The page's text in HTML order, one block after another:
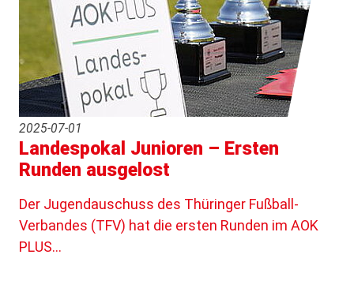
2025-07-01
Landespokal Junioren – Ersten
Runden ausgelost
Der Jugendauschuss des Thüringer Fußball-
Verbandes (TFV) hat die ersten Runden im AOK
PLUS…